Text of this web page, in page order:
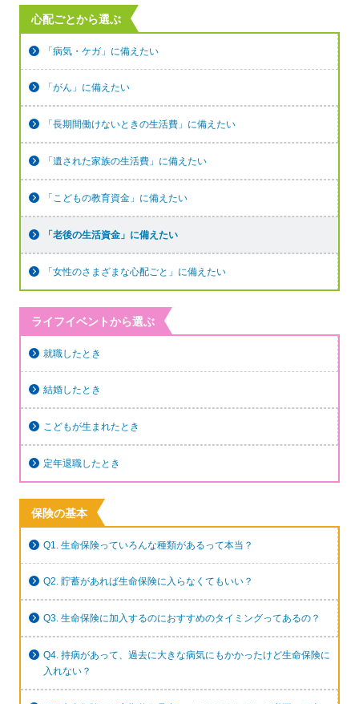
心配ごとから選ぶ
「病気・ケガ」に備えたい
「がん」に備えたい
「長期間働けないときの生活費」に備えたい
「遺された家族の生活費」に備えたい
「こどもの教育資金」に備えたい
「老後の生活資金」に備えたい
「女性のさまざまな心配ごと」に備えたい
ライフイベントから選ぶ
就職したとき
結婚したとき
こどもが生まれたとき
定年退職したとき
保険の基本
Q1. 生命保険っていろんな種類があるって本当？
Q2. 貯蓄があれば生命保険に入らなくてもいい？
Q3. 生命保険に加入するのにおすすめのタイミングってあるの？
Q4. 持病があって、過去に大きな病気にもかかったけど生命保険に
入れない？